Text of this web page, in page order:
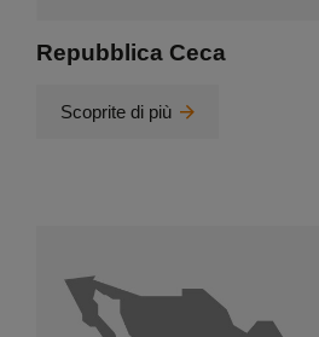
Repubblica Ceca
Scoprite di più